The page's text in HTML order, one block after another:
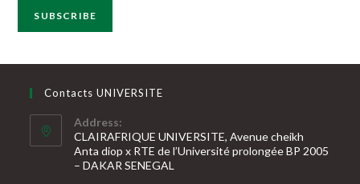
Contacts UNIVERSITE
Address:
CLAIRAFRIQUE UNIVERSITE, Avenue cheikh
Anta diop x RTE de l’Université prolongée BP 2005
– DAKAR SENEGAL